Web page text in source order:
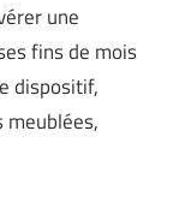
une
fins de mois
dispositif,
meublées,